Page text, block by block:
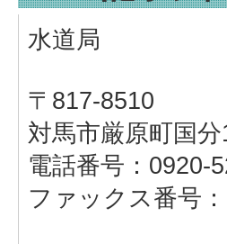
水道局
〒817-8510
対馬市厳原町国
電話番号：0920-
ファックス番号